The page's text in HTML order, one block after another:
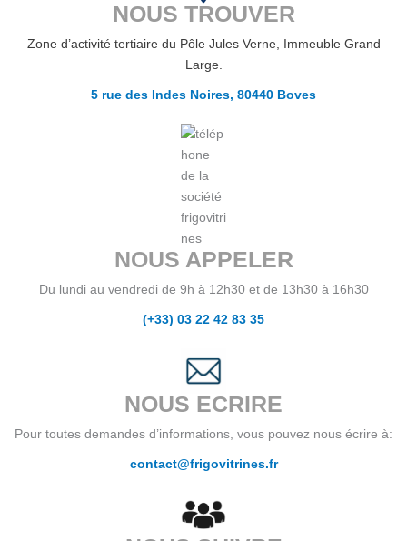
NOUS TROUVER
Zone d’activité tertiaire du Pôle Jules Verne, Immeuble Grand
Large.
5 rue des Indes Noires, 80440 Boves
NOUS APPELER
Du lundi au vendredi de 9h à 12h30 et de 13h30 à 16h30
(+33) 03 22 42 83 35
NOUS ECRIRE
Pour toutes demandes d’informations, vous pouvez nous écrire à:
contact@frigovitrines.fr